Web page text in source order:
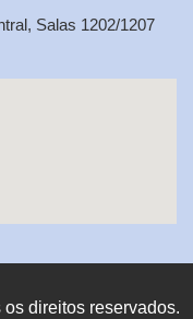
Salas 1202/1207
direitos reservados.